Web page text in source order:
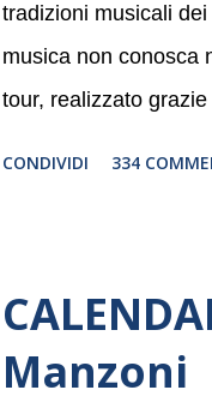
tradizioni musicali
musica non conosca
tour, realizzato
Filarmonico per il
anno consecutivo. Il
CONDIVIDI 334
Manzoni